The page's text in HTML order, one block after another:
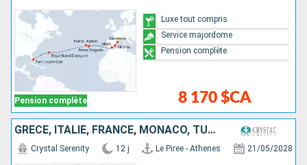
Pension complète 8 170 $CA
Luxe tout compris
Service majordome
Pension complète
GRÈCE, ITALIE, FRANCE, MONACO, TUNISIE, ESPAGNE
Crystal Serenity 12 j Le Piree - Athenes 21/05/2028